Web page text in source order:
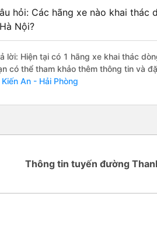
hỏi: Các hãng xe nào khai thác
Nội?
lời: Hiện tại có 1 hãng xe khai thác
có thể tham khảo thêm thông tin và
An - Hải Phòng
Thông tin tuyến đường